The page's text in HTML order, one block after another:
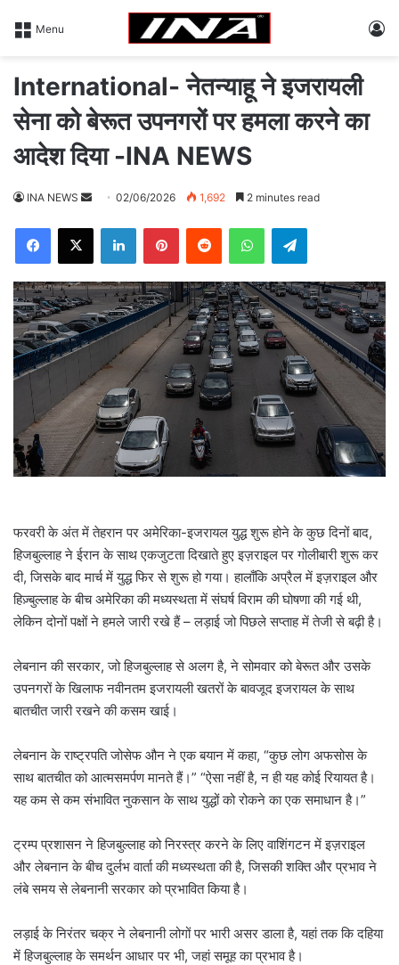
Menu
International- नेतन्याहू ने इजरायली
सेना को बेरूत उपनगरों पर हमला करने का
आदेश दिया -INA NEWS
INA NEWS
d
a
n
e
m
i
02/06/2026 1,692 2 minutes read
फरवरी के अंत में तेहरान पर अमेरिका-इजरायल युद्ध शुरू होने के कुछ दिनों बाद,
हिजबुल्लाह ने ईरान के साथ एकजुटता दिखाते हुए इज़राइल पर गोलीबारी शुरू कर
दी, जिसके बाद मार्च में युद्ध फिर से शुरू हो गया। हालाँकि अप्रैल में इज़राइल और
हिज़्बुल्लाह के बीच अमेरिका की मध्यस्थता में संघर्ष विराम की घोषणा की गई थी,
लेकिन दोनों पक्षों ने हमले जारी रखे हैं – लड़ाई जो पिछले सप्ताह में तेजी से बढ़ी है।
लेबनान की सरकार, जो हिजबुल्लाह से अलग है, ने सोमवार को बेरूत और उसके
उपनगरों के खिलाफ नवीनतम इजरायली खतरों के बावजूद इजरायल के साथ
बातचीत जारी रखने की कसम खाई।
लेबनान के राष्ट्रपति जोसेफ औन ने एक बयान में कहा, “कुछ लोग अफसोस के
साथ बातचीत को आत्मसमर्पण मानते हैं।” “ऐसा नहीं है, न ही यह कोई रियायत है।
यह कम से कम संभावित नुकसान के साथ युद्धों को रोकने का एक समाधान है।”
ट्रम्प प्रशासन ने हिजबुल्लाह को निरस्त्र करने के लिए वाशिंगटन में इज़राइल
और लेबनान के बीच दुर्लभ वार्ता की मध्यस्थता की है, जिसकी शक्ति और प्रभाव ने
लंबे समय से लेबनानी सरकार को प्रभावित किया है।
लड़ाई के निरंतर चक्र ने लेबनानी लोगों पर भारी असर डाला है, यहां तक ​​कि दहिया
में हिजबुल्लाह के समर्थन आधार पर भी, जहां समूह का प्रभाव है।